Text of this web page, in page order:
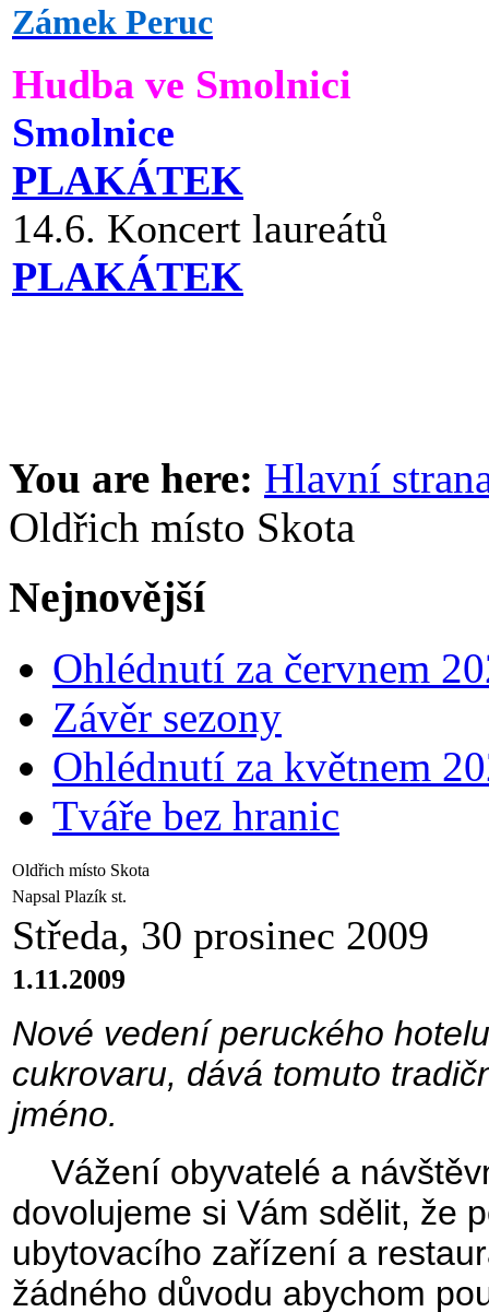
Zámek Peruc
Hudba ve Smolnici
Smolnice
PLAKÁTEK
14.6. Koncert laureátů
PLAKÁTEK
You are here: Hlavní
Oldřich místo Skota
Nejnovější
Ohlédnutí za červnem
Závěr sezony
Ohlédnutí za květnem
Tváře bez hranic
Oldřich místo Skota
Napsal Plazík st.
Středa, 30 prosinec 2009
1.11.2009
Nové vedení peruckého
cukrovaru, dává tomuto
jméno.
Vážení obyvatelé a
dovolujeme si Vám sdělit, že
ubytovacího zařízení a
žádného důvodu abychom